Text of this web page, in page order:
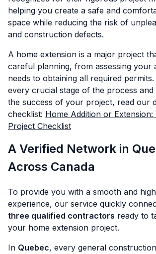
helping you create a safe and
space while reducing the risk of
and construction defects.
A home extension is a major project
careful planning, from assessing your
needs to obtaining all required
every crucial stage of the process and
the success of your project, read our
checklist: Home Addition or Extension:
Project Checklist
A Verified Network in
Across Canada
To provide you with a smooth and
experience, our service quickly
three qualified contractors ready to
your home extension project.
In Quebec, every general